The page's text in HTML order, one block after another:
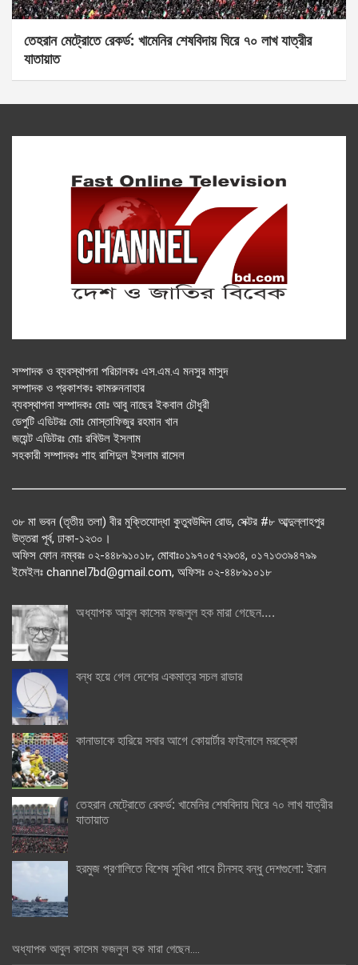
তেহরান মেট্রোতে রেকর্ড: খামেনির শেষবিদায় ঘিরে ৭০ লাখ যাত্রীর
যাতায়াত
সম্পাদক ও ব্যবস্থাপনা পরিচালকঃ এস.এম.এ মনসুর মাসুদ
সম্পাদক ও প্রকাশকঃ কামরুননাহার
ব্যবস্থাপনা সম্পাদকঃ মোঃ আবু নাছের ইকবাল চৌধুরী
ডেপুটি এডিটরঃ মোঃ মোস্তাফিজুর রহমান খান
জয়েন্ট এডিটরঃ মোঃ রবিউল ইসলাম
সহকারী সম্পাদকঃ শাহ রাশিদুল ইসলাম রাসেল
৩৮ মা ভবন (তৃতীয় তলা) বীর মুক্তিযোদ্ধা কুতুবউদ্দিন রোড, সেক্টর #৮ আব্দুল্লাহপুর
উত্তরা পূর্ব, ঢাকা-১২৩০।
অফিস ফোন নম্বরঃ ০২-৪৪৮৯১০১৮, মোবাঃ০১৯৭০৫৭২৯৩৪, ০১৭১৩৩৯৪৭৯৯
ইমেইলঃ channel7bd@gmail.com, অফিসঃ ০২-৪৪৮৯১০১৮
অধ্যাপক আবুল কাসেম ফজলুল হক মারা গেছেন….
বন্ধ হয়ে গেল দেশের একমাত্র সচল রাডার
কানাডাকে হারিয়ে সবার আগে কোয়ার্টার ফাইনালে মরক্কো
তেহরান মেট্রোতে রেকর্ড: খামেনির শেষবিদায় ঘিরে ৭০ লাখ যাত্রীর
যাতায়াত
হরমুজ প্রণালিতে বিশেষ সুবিধা পাবে চীনসহ বন্ধু দেশগুলো: ইরান
অধ্যাপক আবুল কাসেম ফজলুল হক মারা গেছেন….